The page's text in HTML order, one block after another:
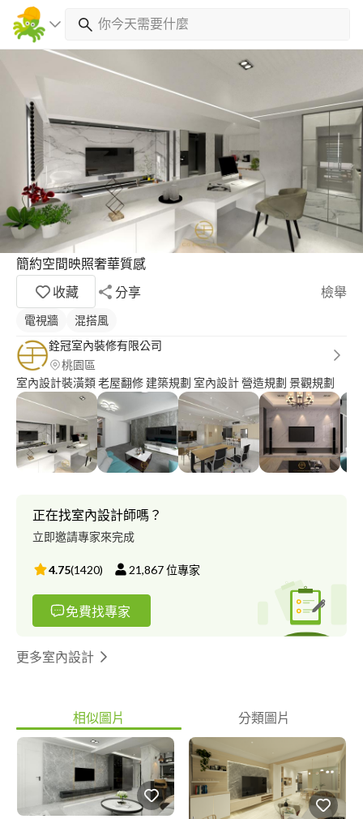
簡約空間映照奢華質感
收藏
分享 檢舉
電視牆
混搭風
銓冠室內裝修有限公司
桃園區
室內設計裝潢類 老屋翻修 建築規劃 室內設計 營造規劃 景觀規劃
正在找室內設計師嗎？
立即邀請專家來完成
4.75(1420) 21,867位專家
免費找專家
更多室內設計
相似圖片 分類圖片